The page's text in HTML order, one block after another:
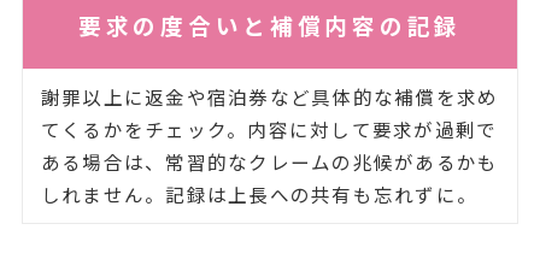
要求の度合いと補償内容の記録
謝罪以上に返金や宿泊券など具体的な補償を求め
てくるかをチェック。内容に対して要求が過剰で
ある場合は、常習的なクレームの兆候があるかも
しれません。記録は上長への共有も忘れずに。